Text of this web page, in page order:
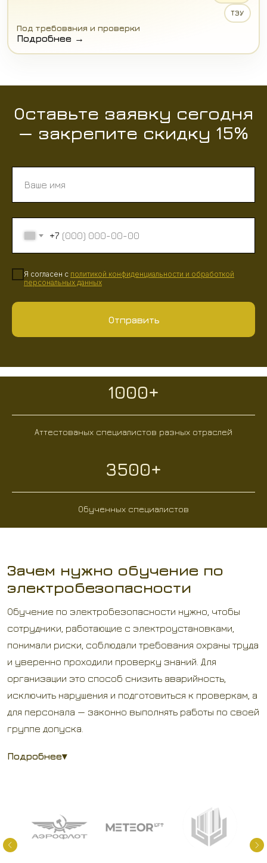
ТЭУ
Под требования и проверки
Подробнее →
Оставьте заявку сегодня
— закрепите скидку 15%
+7
Я согласен с политикой конфиденциальности и обработкой
персональных данных
Отправить
1000+
Аттестованых специалистов разных отраслей
3500+
Обученных специалистов
Зачем нужно обучение по
электробезопасности
Обучение по электробезопасности нужно, чтобы
сотрудники, работающие с электроустановками,
понимали риски, соблюдали требования охраны труда
и уверенно проходили проверку знаний. Для
организации это способ снизить аварийность,
исключить нарушения и подготовиться к проверкам, а
для персонала — законно выполнять работы по своей
группе допуска.
Подробнее▾